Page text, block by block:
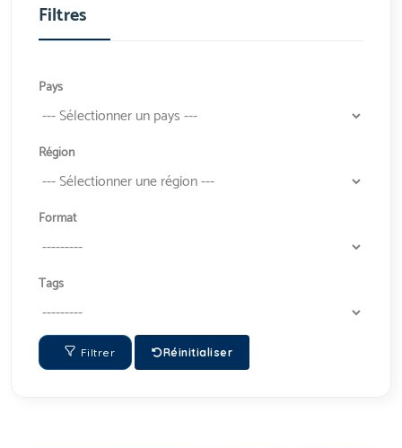
Filtres
Pays
Région
Format
Tags
Filtrer Réinitialiser